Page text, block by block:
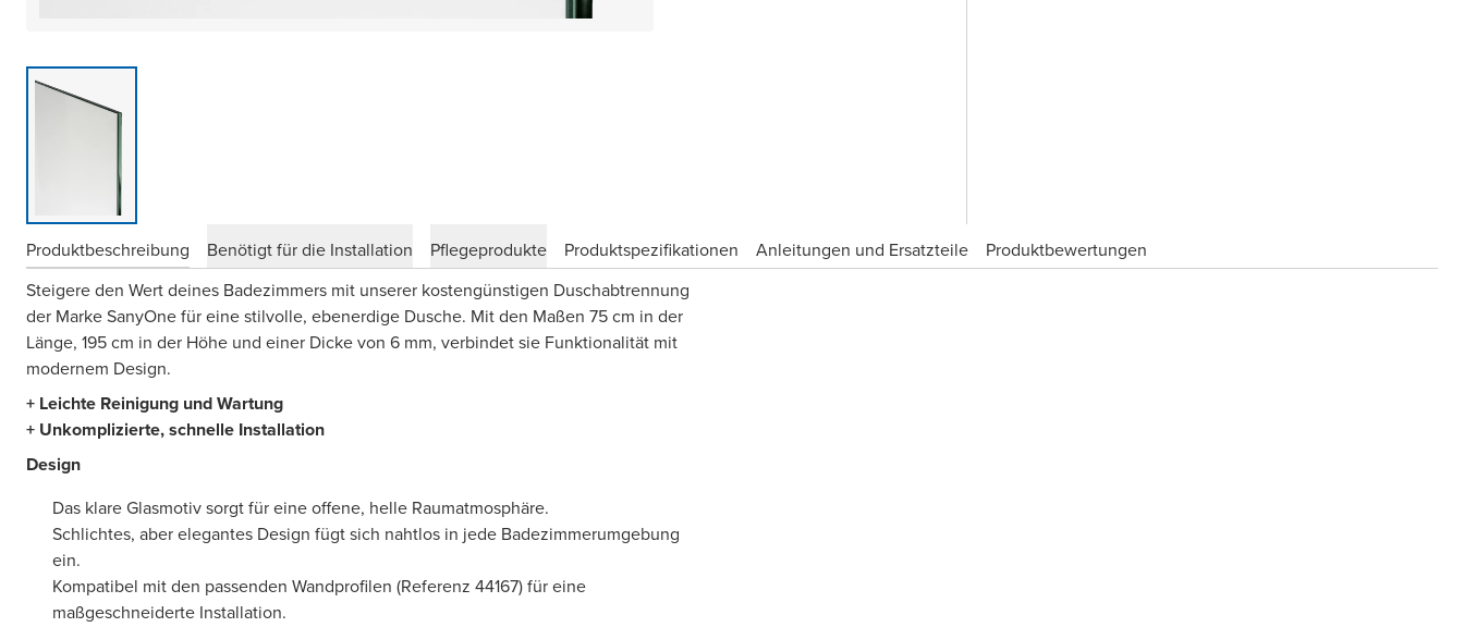
Produktbeschreibung Benötigt für die Installation Pflegeprodukte Produktspezifikationen Anleitungen und Ersatzteile
Produktbewertungen
Steigere den Wert deines Badezimmers mit unserer kostengünstigen Duschabtrennung
der Marke SanyOne für eine stilvolle, ebenerdige Dusche. Mit den Maßen 75 cm in der
Länge, 195 cm in der Höhe und einer Dicke von 6 mm, verbindet sie Funktionalität mit
modernem Design.
+ Leichte Reinigung und Wartung
+ Unkomplizierte, schnelle Installation
Design
Das klare Glasmotiv sorgt für eine offene, helle Raumatmosphäre.
Schlichtes, aber elegantes Design fügt sich nahtlos in jede Badezimmerumgebung
ein.
Kompatibel mit den passenden Wandprofilen (Referenz 44167) für eine
maßgeschneiderte Installation.